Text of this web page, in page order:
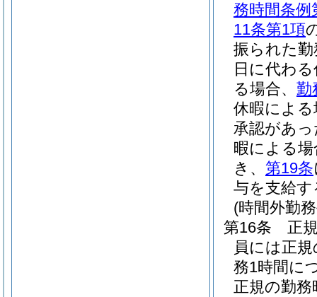
務時間条例
11条第1項
振られた
日に代わ
る場合、 勤
休暇によ
承認があ
暇による
き、 第19条
与を支給す
(時間外勤
第16条
正
員には正
務1時間に
正規の勤